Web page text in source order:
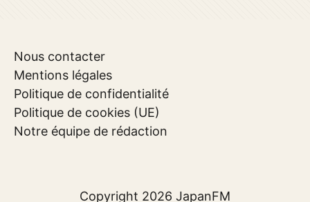
Nous contacter
Mentions légales
Politique de confidentialité
Politique de cookies (UE)
Notre équipe de rédaction
Copyright 2026 JapanFM